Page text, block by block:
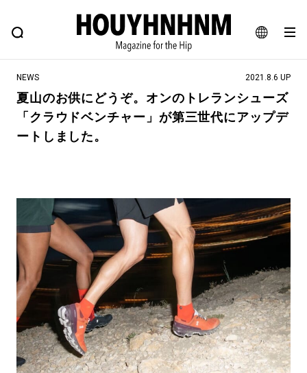
JA
EN
FEATURE BLOG SNAP
ヒップなファッション、カルチャー、ライフスタイルWEBマガジン
#注目のタグ
#NEW VINTAGE #マイナーグッド図鑑
#路地裏てぃーん。 #MONTHLY JOURNAL
#GH 銘品の所以 #フイナムのYouTube
#Commune H #FOCUS IT #AH.H
#ととけん #FASHION #MUSIC #MOVIE
#LIFESTYLE #SNEAKER #OUTDOOR
#SPORTS #HANDSOME HANDBOOK
NEWS 2021.8.6 UP
夏山のお供にどうぞ。オンのトレランシューズ
「クラウドベンチャー」が第三世代にアップデ
ートしました。